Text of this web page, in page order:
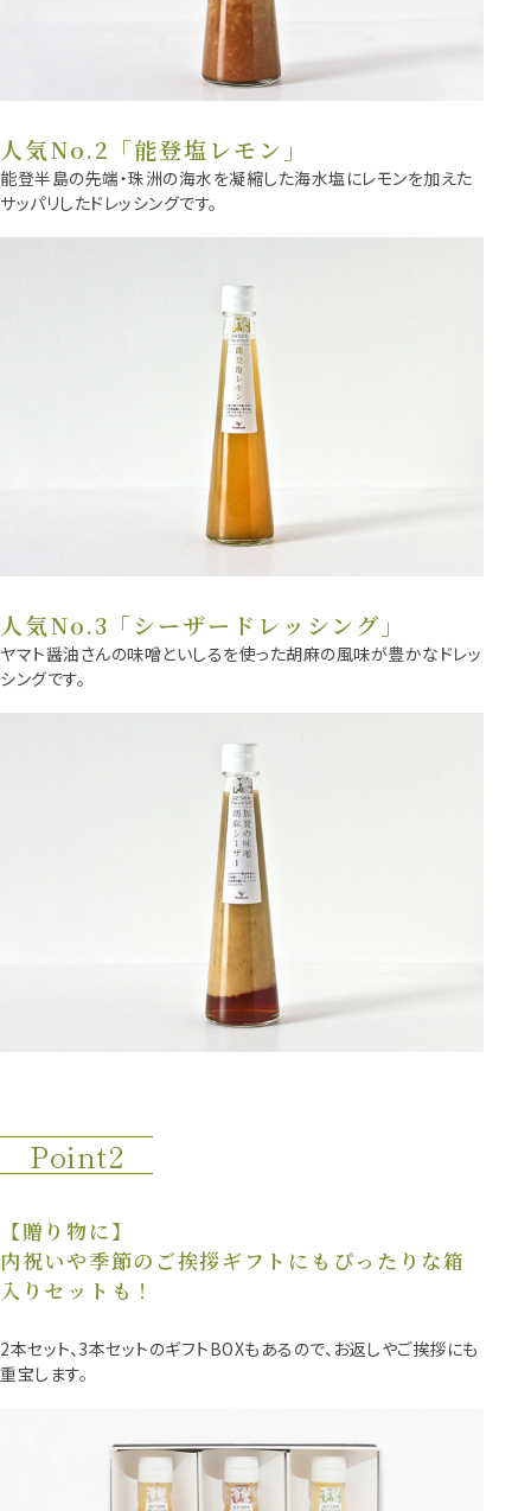
人気No.2「能登塩レモン」
能登半島の先端・珠洲の海水を凝縮した海水塩にレモンを加えた
サッパリしたドレッシングです。
人気No.3「シーザードレッシング」
ヤマト醤油さんの味噌といしるを使った胡麻の風味が豊かなドレッ
シングです。
Point2
【贈り物に】
内祝いや季節のご挨拶ギフトにもぴったりな箱
入りセットも！
2本セット、3本セットのギフトBOXもあるので、お返しやご挨拶にも
重宝します。